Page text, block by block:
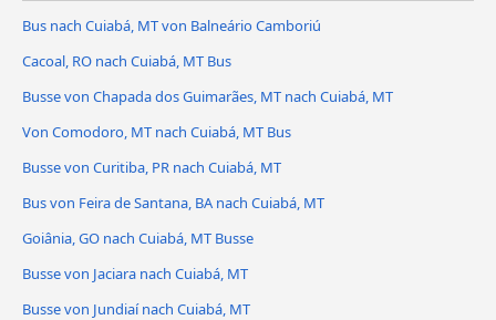
Bus nach Cuiabá, MT von Balneário Camboriú
Cacoal, RO nach Cuiabá, MT Bus
Busse von Chapada dos Guimarães, MT nach Cuiabá, MT
Von Comodoro, MT nach Cuiabá, MT Bus
Busse von Curitiba, PR nach Cuiabá, MT
Bus von Feira de Santana, BA nach Cuiabá, MT
Goiânia, GO nach Cuiabá, MT Busse
Busse von Jaciara nach Cuiabá, MT
Busse von Jundiaí nach Cuiabá, MT